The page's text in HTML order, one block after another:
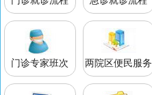
门诊专家班次 两院区便民服务